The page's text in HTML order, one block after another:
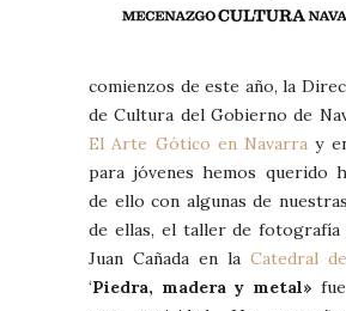
comienzos de este año, la
de Cultura del Gobierno de
El Arte Gótico en Navarray
para jóvenes hemos querido
de ello con algunas de
de ellas, el taller de
Juan Cañada en la Catedral
‘Piedra, madera y metal»